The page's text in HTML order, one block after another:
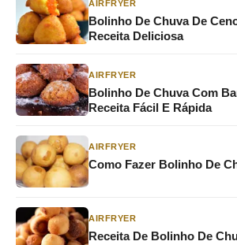
AIRFRYER
Bolinho De Chuva De
Receita Deliciosa
AIRFRYER
Bolinho De Chuva Com
Receita Fácil E Rápida
AIRFRYER
Como Fazer Bolinho De
AIRFRYER
Receita De Bolinho De